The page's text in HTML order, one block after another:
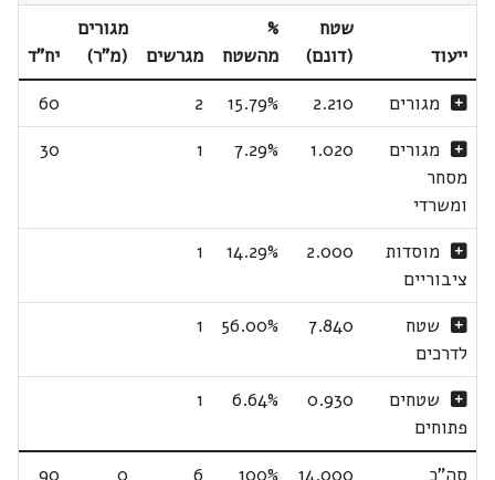
ייעוד
שטח
(דונם)
%
מהשטח
מגרשים
מגורים
(מ"ר)
יח"ד
מגורים
2.210
15.79%
2
60
מגורים
מסחר
ומשרדי
1.020
7.29%
1
30
מוסדות
ציבוריים
2.000
14.29%
1
שטח
לדרכים
7.840
56.00%
1
שטחים
פתוחים
0.930
6.64%
1